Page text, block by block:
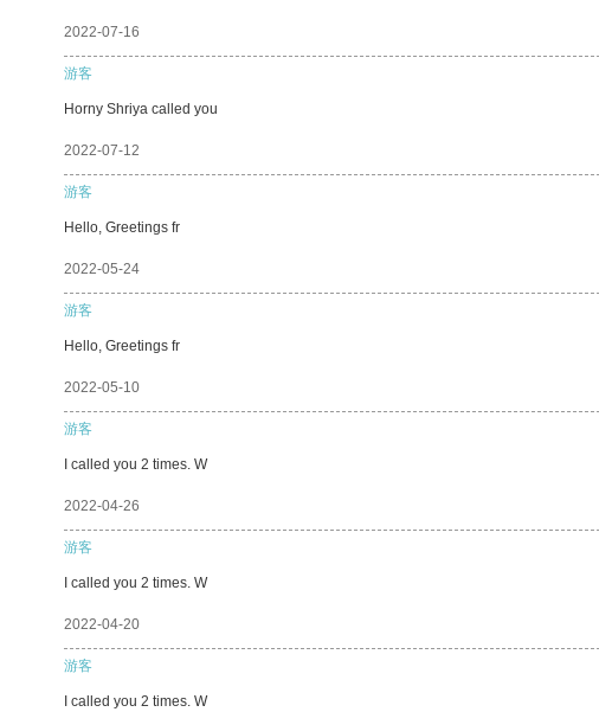
2022-07-16
游客
Horny Shriya called you
2022-07-12
游客
Hello, Greetings fr
2022-05-24
游客
Hello, Greetings fr
2022-05-10
游客
I called you 2 times. W
2022-04-26
游客
I called you 2 times. W
2022-04-20
游客
I called you 2 times. W